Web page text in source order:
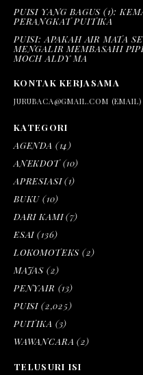
PUISI YANG BAGUS (1):
PERANGKAT PUITIKA
PUISI: APAKAH AIR MATA
MENGALIR MEMBASAHI
MOCH ALDY MA
KONTAK KERJASAMA
JURUBACA@GMAIL.COM (EMAIL)
KATEGORI
AGENDA (14)
ANEKDOT(10)
APRESIASI(1)
BUKU (10)
DARI KAMI(7)
ESAI (136)
LOKOMOTEKS (2)
MAJAS (2)
PENYAIR (13)
PUISI (2,025)
PUITIKA (3)
WAWANCARA (2)
TELUSURI ISI